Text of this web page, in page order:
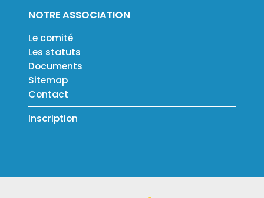
NOTRE ASSOCIATION
Le comité
Les statuts
Documents
Sitemap
Contact
Inscription